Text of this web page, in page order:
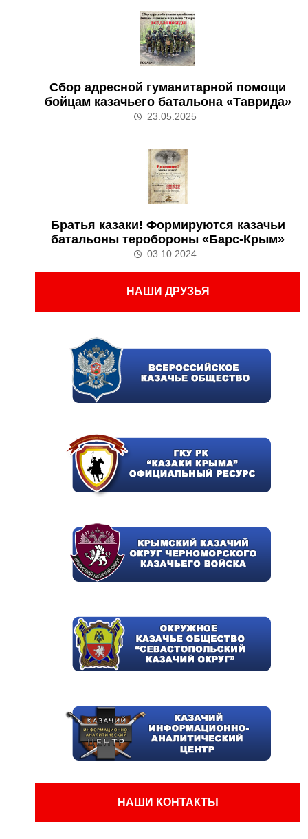
Сбор адресной гуманитарной помощи
бойцам казачьего батальона «Таврида»
23.05.2025
Братья казаки! Формируются казачьи
батальоны теробороны «Барс-Крым»
03.10.2024
НАШИ ДРУЗЬЯ
НАШИ КОНТАКТЫ